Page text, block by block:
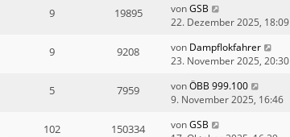
9 19895 vonGSB
22. Dezember 2025, 18:09
9 9208 von Dampflokfahrer
23. November 2025, 20:30
5 7959 vonÖBB 999.100
9. November 2025, 16:46
102 150334 vonGSB